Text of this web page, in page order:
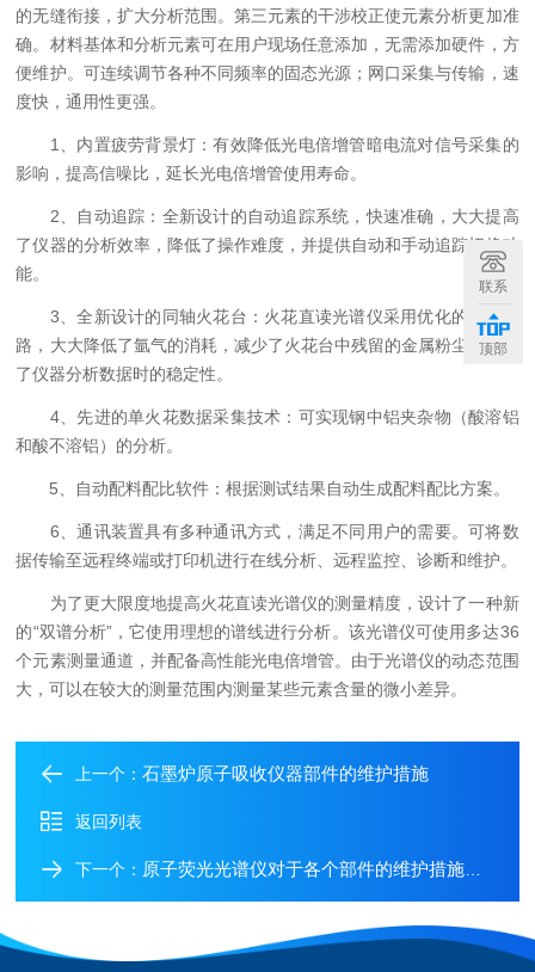
的无缝衔接，扩大分析范围。第三元素的干涉校正使元素分析更加准
确。材料基体和分析元素可在用户现场任意添加，无需添加硬件，方
便维护。可连续调节各种不同频率的固态光源；网口采集与传输，速
度快，通用性更强。
1、内置疲劳背景灯：有效降低光电倍增管暗电流对信号采集的
影响，提高信噪比，延长光电倍增管使用寿命。
2、自动追踪：全新设计的自动追踪系统，快速准确，大大提高
了仪器的分析效率，降低了操作难度，并提供自动和手动追踪切换功
能。
3、全新设计的同轴火花台：火花直读光谱仪采用优化的内部气
路，大大降低了氩气的消耗，减少了火花台中残留的金属粉尘，提​​高
了仪器分析数据时的稳定性。
4、先进的单火花数据采集技术：可实现钢中铝夹杂物（酸溶铝
和酸不溶铝）的分析。
5、自动配料配比软件：根据测试结果自动生成配料配比方案。
6、通讯装置具有多种通讯方式，满足不同用户的需要。可将数
据传输至远程终端或打印机进行在线分析、远程监控、诊断和维护。
为了更大限度地提高火花直读光谱仪的测量精度，设计了一种新
的“双谱分析”，它使用理想的谱线进行分析。该光谱仪可使用多达36
个元素测量通道，并配备高性能光电倍增管。由于光谱仪的动态范围
大，可以在较大的测量范围内测量某些元素含量的微小差异。
上一个：石墨炉原子吸收仪器部件的维护措施
返回列表
下一个： 原子荧光光谱仪对于各个部件的维护措施是怎样的
联系
顶部